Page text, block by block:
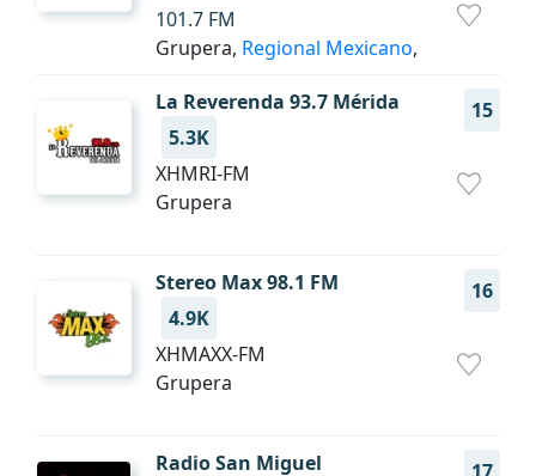
101.7 FM
Grupera, Regional Mexicano,
La Reverenda 93.7 Mérida
15
5.3K
XHMRI-FM
Grupera
Stereo Max 98.1 FM
16
4.9K
XHMAXX-FM
Grupera
Radio San Miguel